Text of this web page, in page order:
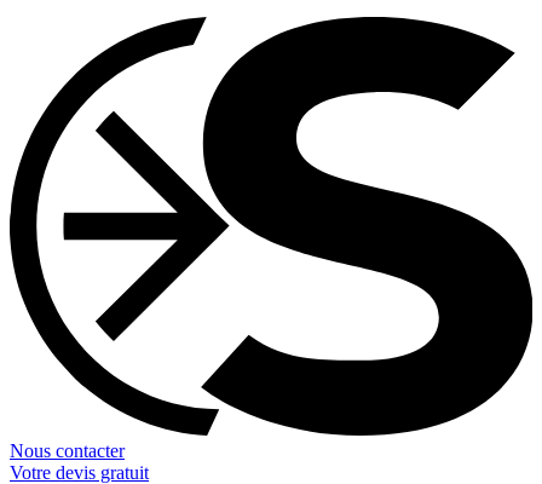
Nous contacter
Votre devis gratuit